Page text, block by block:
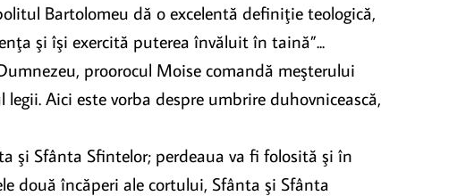
Bartolomeu dă o excelentă definiţie teologică,
şi îşi exercită puterea învăluit în taină”...
proorocul Moise comandă meşterului
Aici este vorba despre umbrire duhovnicească,
şi Sfânta Sfintelor; perdeaua va fi folosită şi în
două încăperi ale cortului, Sfânta şi Sfânta